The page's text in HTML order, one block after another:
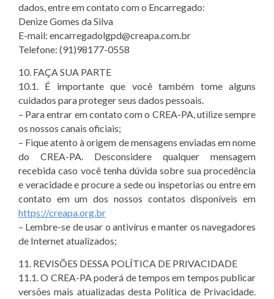
dados, entre em contato com o Encarregado:
Denize Gomes da Silva
E-mail: encarregadolgpd@creapa.com.br
Telefone: (91)98177-0558
10. FAÇA SUA PARTE
10.1. É importante que você também tome alguns
cuidados para proteger seus dados pessoais.
– Para entrar em contato com o CREA-PA, utilize sempre
os nossos canais oficiais;
– Fique atento à origem de mensagens enviadas em nome
do CREA-PA. Desconsidere qualquer mensagem
recebida caso você tenha dúvida sobre sua procedência
e veracidade e procure a sede ou inspetorias ou entre em
contato em um dos nossos contatos disponíveis em
https://creapa.org.br
– Lembre-se de usar o antivírus e manter os navegadores
de Internet atualizados;
11. REVISÕES DESSA POLÍTICA DE PRIVACIDADE
11.1. O CREA-PA poderá de tempos em tempos publicar
versões mais atualizadas desta Política de Privacidade.